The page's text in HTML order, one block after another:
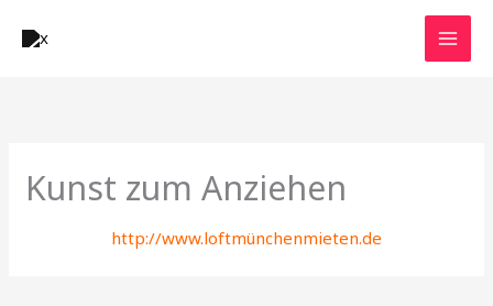
Inhalt
Kunst zum Anziehen
http://www.loftmünchenmieten.de